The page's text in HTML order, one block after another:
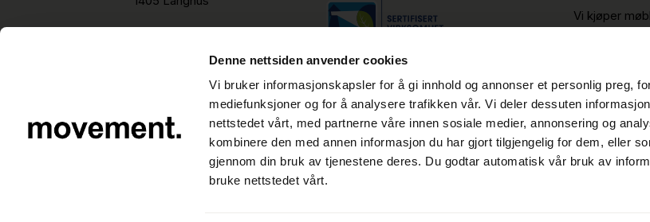
Denne nettsiden anvender cookies
Vi bruker informasjonskapsler for å gi innhold og annonser et personlig preg,
mediefunksjoner og for å analysere trafikken vår. Vi deler dessuten
nettstedet vårt, med partnerne våre innen sosiale medier, annonsering og
kombinere den med annen informasjon du har gjort tilgjengelig for dem, eller
gjennom din bruk av tjenestene deres. Du godtar automatisk vår bruk av
bruke nettstedet vårt.
hello@movement.as
Vi kjøper